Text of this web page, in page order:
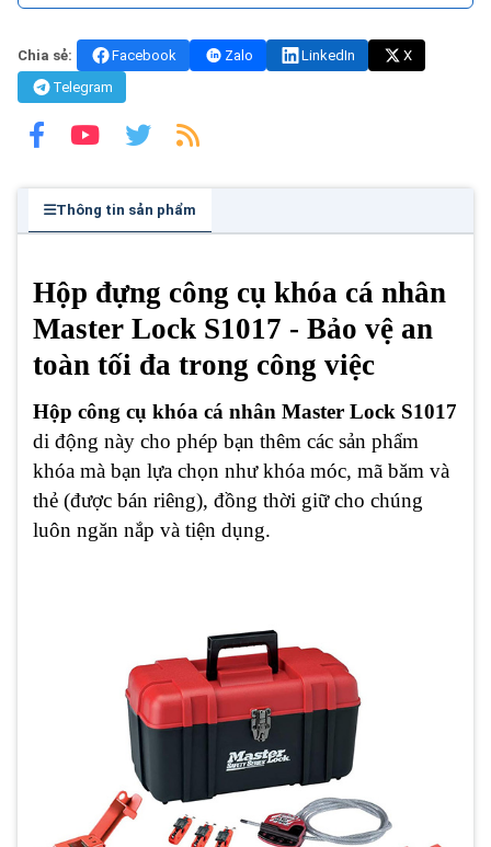
Chia sẻ: Facebook Zalo LinkedIn
X
Telegram
Thông tin sản phẩm
Hộp đựng công cụ khóa cá nhân
Master Lock S1017 - Bảo vệ an
toàn tối đa trong công việc
Hộp công cụ khóa cá nhân Master Lock S1017
di động này cho phép bạn thêm các sản phẩm
khóa mà bạn lựa chọn như khóa móc, mã băm và
thẻ (được bán riêng), đồng thời giữ cho chúng
luôn ngăn nắp và tiện dụng.